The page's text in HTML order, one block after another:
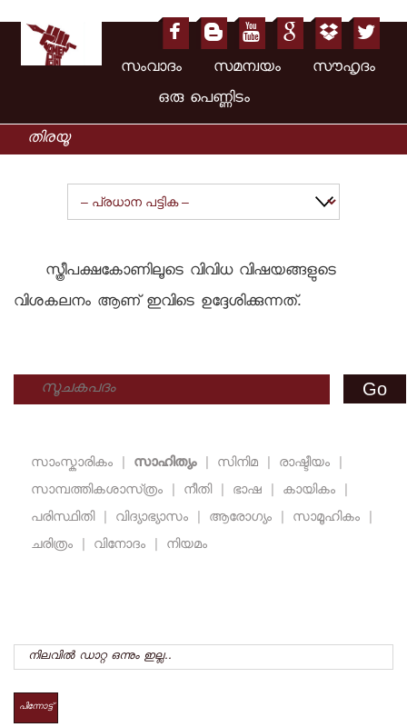
സംവാദം സമന്വയം സൗഹൃദം
ഒരു പെണ്ണിടം
സ്ത്രീപക്ഷകോണിലൂടെ വിവിധ വിഷയങ്ങളുടെ
വിശകലനം ആണ് ഇവിടെ ഉദ്ദേശിക്കുന്നത്.
സാംസ്കാരികം | സാഹിത്യം | സിനിമ | രാഷ്ടീയം |
സാമ്പത്തികശാസ്‌ത്രം | നീതി | ഭാഷ | കായികം |
പരിസ്ഥിതി | വിദ്യാഭ്യാസം | ആരോഗ്യം | സാമൂഹികം |
ചരിത്രം | വിനോദം | നിയമം
നിലവില്‍ ഡാറ്റ ഒന്നും ഇല്ല..
പിന്നോട്ട്